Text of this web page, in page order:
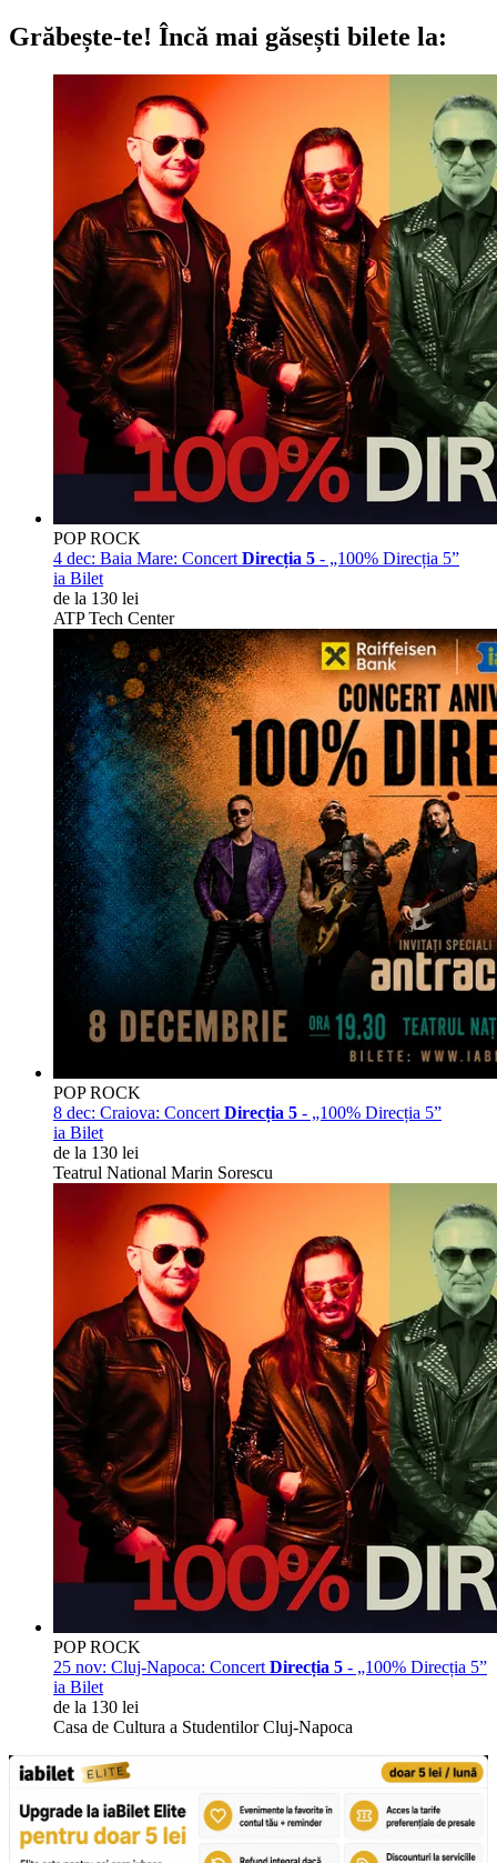
Grăbește-te! Încă mai găsești bilete la:
POP ROCK
4 dec: Baia Mare: Concert Direcția 5 - „100% Direcția 5”
ia Bilet
de la 130 lei
ATP Tech Center
POP ROCK
8 dec: Craiova: Concert Direcția 5 - „100% Direcția 5”
ia Bilet
de la 130 lei
Teatrul National Marin Sorescu
POP ROCK
25 nov: Cluj-Napoca: Concert Direcția 5 - „100% Direcția 5”
ia Bilet
de la 130 lei
Casa de Cultura a Studentilor Cluj-Napoca